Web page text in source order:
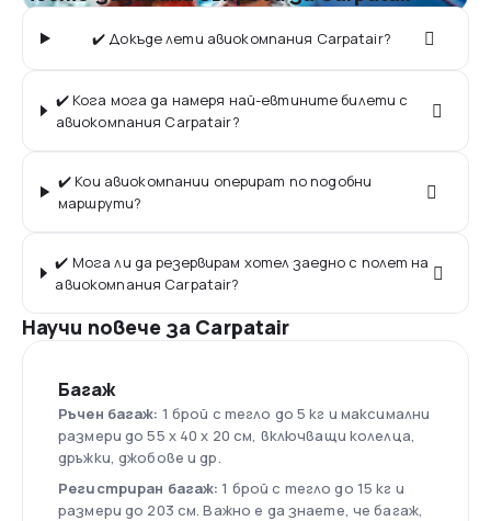
✔️ Докъде лети авиокомпания Carpatair?
✔️ Кога мога да намеря най-евтините билети с
авиокомпания Carpatair?
✔️ Кои авиокомпании оперират по подобни
маршрути?
✔️ Мога ли да резервирам хотел заедно с полет на
авиокомпания Carpatair?
Научи повече за Carpatair
Багаж
Ръчен багаж: 1 брой с тегло до 5 кг и максимални
размери до 55 х 40 х 20 см, включващи колелца,
дръжки, джобове и др.
Регистриран багаж: 1 брой с тегло до 15 кг и
размери до 203 см. Важно е да знаете, че багаж,